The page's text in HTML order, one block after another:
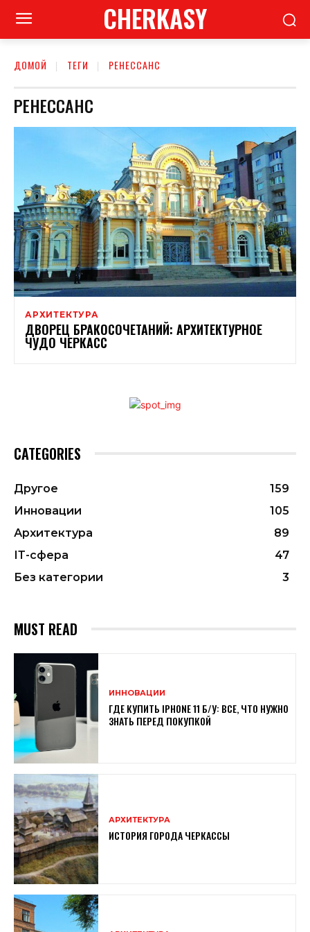
CHERKASY
ДОМОЙ ТЕГИ РЕНЕССАНС
РЕНЕССАНС
АРХИТЕКТУРА
ДВОРЕЦ БРАКОСОЧЕТАНИЙ: АРХИТЕКТУРНОЕ
ЧУДО ЧЕРКАСС
CATEGORIES
Другое
159
Инновации
105
Архитектура
89
ІТ-сфера
47
Без категории
3
MUST READ
ИННОВАЦИИ
ГДЕ КУПИТЬ IPHONE 11 Б/У: ВСЕ, ЧТО НУЖНО
ЗНАТЬ ПЕРЕД ПОКУПКОЙ
АРХИТЕКТУРА
ИСТОРИЯ ГОРОДА ЧЕРКАССЫ